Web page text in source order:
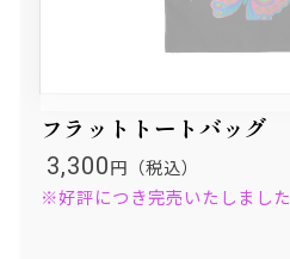
フラットトートバッグ
3,300 円（税込）
※好評につき完売いたしました